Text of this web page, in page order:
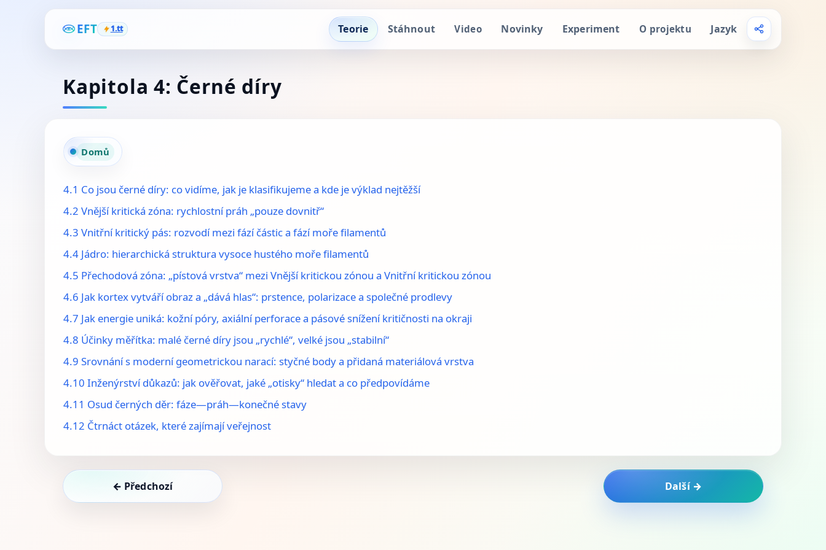
EFT 1.tt Teorie Stáhnout Video Novinky Experiment O projektu Jazyk
Kapitola 4: Černé díry
Domů
4.1 Co jsou černé díry: co vidíme, jak je klasifikujeme a kde je výklad nejtěžší
4.2 Vnější kritická zóna: rychlostní práh „pouze dovnitř“
4.3 Vnitřní kritický pás: rozvodí mezi fází částic a fází moře filamentů
4.4 Jádro: hierarchická struktura vysoce hustého moře filamentů
4.5 Přechodová zóna: „pístová vrstva“ mezi Vnější kritickou zónou a Vnitřní kritickou zónou
4.6 Jak kortex vytváří obraz a „dává hlas“: prstence, polarizace a společné prodlevy
4.7 Jak energie uniká: kožní póry, axiální perforace a pásové snížení kritičnosti na okraji
4.8 Účinky měřítka: malé černé díry jsou „rychlé“, velké jsou „stabilní“
4.9 Srovnání s moderní geometrickou narací: styčné body a přidaná materiálová vrstva
4.10 Inženýrství důkazů: jak ověřovat, jaké „otisky“ hledat a co předpovídáme
4.11 Osud černých děr: fáze—práh—konečné stavy
4.12 Čtrnáct otázek, které zajímají veřejnost
← Předchozí Další →